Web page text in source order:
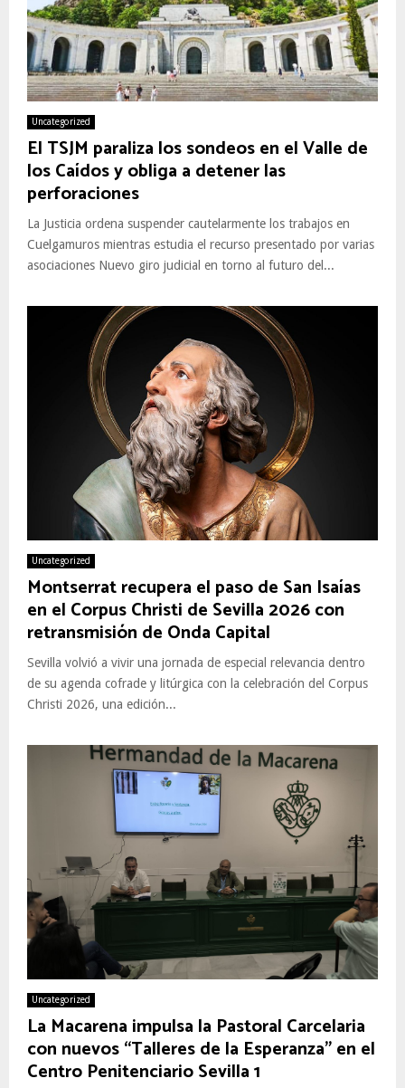
Uncategorized
El TSJM paraliza los sondeos en el Valle de
los Caídos y obliga a detener las
perforaciones
La Justicia ordena suspender cautelarmente los trabajos en
Cuelgamuros mientras estudia el recurso presentado por varias
asociaciones Nuevo giro judicial en torno al futuro del...
Uncategorized
Montserrat recupera el paso de San Isaías
en el Corpus Christi de Sevilla 2026 con
retransmisión de Onda Capital
Sevilla volvió a vivir una jornada de especial relevancia dentro
de su agenda cofrade y litúrgica con la celebración del Corpus
Christi 2026, una edición...
Uncategorized
La Macarena impulsa la Pastoral Carcelaria
con nuevos “Talleres de la Esperanza” en el
Centro Penitenciario Sevilla 1